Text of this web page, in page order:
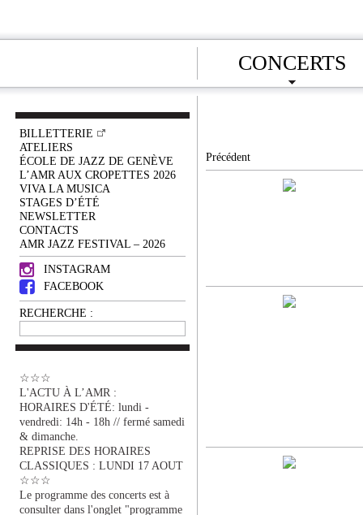
CONCERTS
BILLETTERIE
ATELIERS
ÉCOLE DE JAZZ DE GENÈVE
L’AMR AUX CROPETTES 2026
VIVA LA MUSICA
STAGES D’ÉTÉ
NEWSLETTER
CONTACTS
AMR JAZZ FESTIVAL – 2026
INSTAGRAM
FACEBOOK
RECHERCHE :
☆☆☆
L'ACTU À L’AMR :
HORAIRES D'ÉTÉ: lundi -
vendredi: 14h - 18h // fermé samedi
& dimanche.
REPRISE DES HORAIRES
CLASSIQUES : LUNDI 17 AOUT
☆☆☆
Le programme des concerts est à
consulter dans l'onglet "programme
Précédent